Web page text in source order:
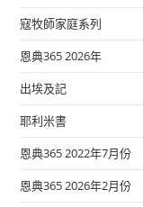
寇牧師家庭系列
恩典365 2026年
出埃及記
耶利米書
恩典365 2022年7月份
恩典365 2026年2月份